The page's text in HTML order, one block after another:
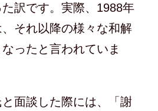
訳です。実際、1988年
それ以降の様々な和解
ったと言われていま
面談した際には、「謝